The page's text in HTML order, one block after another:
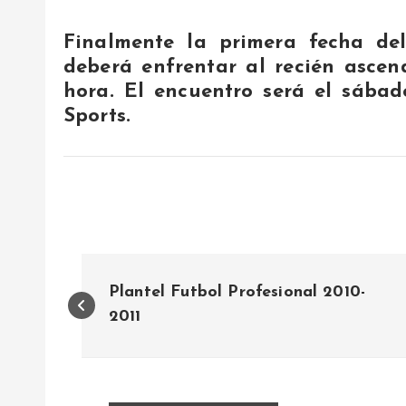
Finalmente la primera fecha
deberá enfrentar al recién
hora. El encuentro será el
Sports.
a
Plantel Futbol Profesional 2010-
2011